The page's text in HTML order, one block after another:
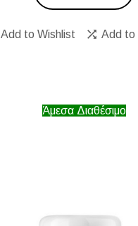
Add to Wishlist Add to
Άμεσα Διαθέσιμο